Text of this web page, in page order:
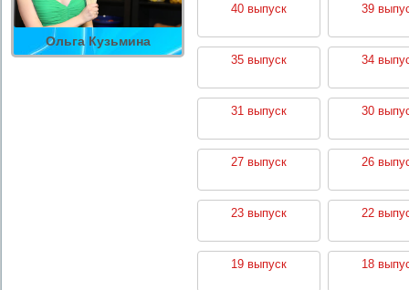
Ольга Кузьмина
40 выпуск 39
35 выпуск 34
31 выпуск 30
27 выпуск 26
23 выпуск 22
19 выпуск 18